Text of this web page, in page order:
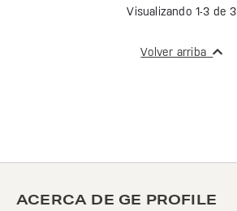
Visualizando 1-3 de 3
Volver arriba
ACERCA DE GE PROFILE